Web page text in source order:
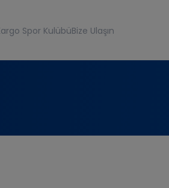
Spor KulübüBize Ulaşın